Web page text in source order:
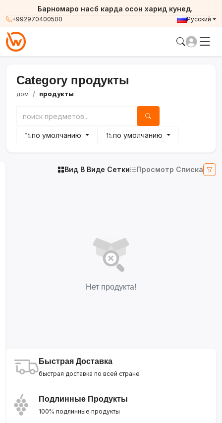
+992970400500
Барномаро насб карда осон харид кунед.
Русский
Category продукты
дом продукты
по умолчанию по умолчанию
Вид В Виде Сетки Просмотр Списка
Нет продукта!
Быстрая Доставка
быстрая доставка по всей стране
Подлинные Продукты
100% подлинные продукты